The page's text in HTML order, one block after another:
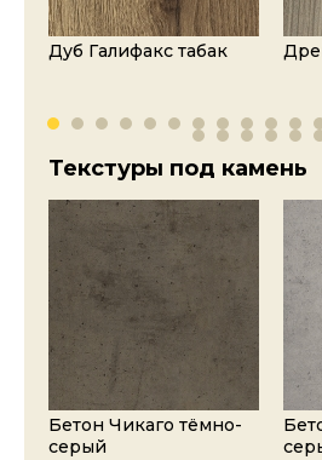
Дуб Галифакс табак
Текстуры под камень
Бетон Чикаго тёмно-
серый